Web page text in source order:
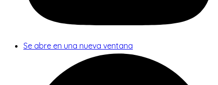
Se abre en una nueva ventana